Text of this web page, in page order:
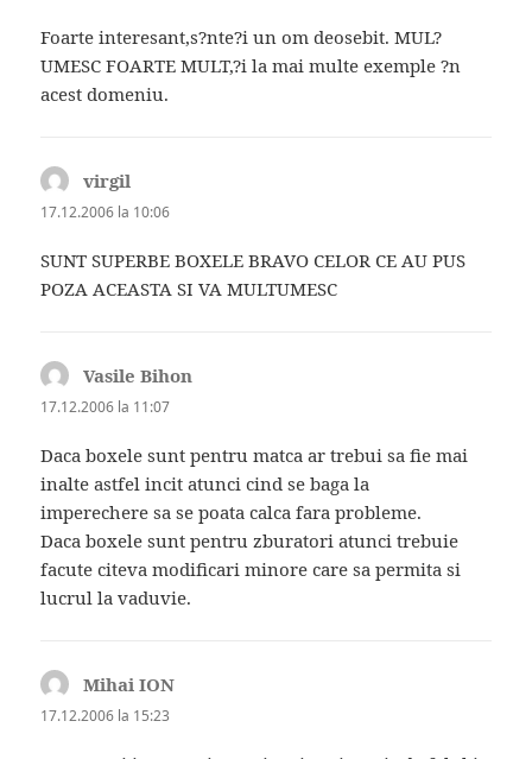
Foarte interesant,s?nte?i un om deosebit. MUL?
UMESC FOARTE MULT,?i la mai multe exemple ?n
acest domeniu.
virgil
17.12.2006 la 10:06
SUNT SUPERBE BOXELE BRAVO CELOR CE AU PUS
POZA ACEASTA SI VA MULTUMESC
Vasile Bihon
17.12.2006 la 11:07
Daca boxele sunt pentru matca ar trebui sa fie mai
inalte astfel incit atunci cind se baga la
imperechere sa se poata calca fara probleme.
Daca boxele sunt pentru zburatori atunci trebuie
facute citeva modificari minore care sa permita si
lucrul la vaduvie.
Mihai ION
17.12.2006 la 15:23